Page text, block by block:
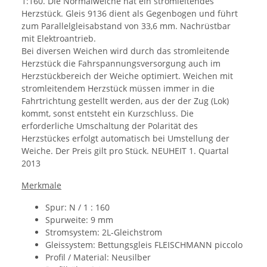
Herzstück. Gleis 9136 dient als Gegenbogen und führt
zum Parallelgleisabstand von 33,6 mm. Nachrüstbar
mit Elektroantrieb.
Bei diversen Weichen wird durch das stromleitende
Herzstück die Fahrspannungsversorgung auch im
Herzstückbereich der Weiche optimiert. Weichen mit
stromleitendem Herzstück müssen immer in die
Fahrtrichtung gestellt werden, aus der der Zug (Lok)
kommt, sonst entsteht ein Kurzschluss. Die
erforderliche Umschaltung der Polarität des
Herzstückes erfolgt automatisch bei Umstellung der
Weiche. Der Preis gilt pro Stück. NEUHEIT 1. Quartal
2013
Merkmale
Spur: N / 1 : 160
Spurweite: 9 mm
Stromsystem: 2L-Gleichstrom
Gleissystem: Bettungsgleis FLEISCHMANN piccolo
Profil / Material: Neusilber